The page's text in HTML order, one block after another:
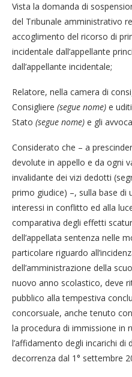
Vista la domanda di
del Tribunale amministrativo
accoglimento del ricorso di
incidentale dall’appellante
dall’appellante incidentale;
Relatore, nella camera di
Consigliere (segue nome) e
Stato (segue nome) e gli
Considerato che – a
devolute in appello e da ogni
invalidante dei vizi dedotti
primo giudice) –, sulla base di
interessi in conflitto ed alla
comparativa degli effetti
dell’appellata sentenza nelle
particolare riguardo
dell’amministrazione della
nuovo anno scolastico, deve
pubblico alla tempestiva
concorsuale, anche tenuto
la procedura di immissione in
l’affidamento degli incarichi di
decorrenza dal 1° settembre